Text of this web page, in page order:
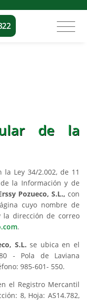
de la
Ley 34/2.002, de 11
la Información y de
Pozueco, S.L., con
cuyo nombre de
la dirección de correo
.
S.L. se ubica en el
- Pola de Laviana
985-601- 550.
el Registro Mercantil
8, Hoja: AS14.782,